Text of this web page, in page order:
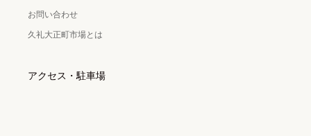
お問い合わせ
久礼大正町市場とは
アクセス・駐車場